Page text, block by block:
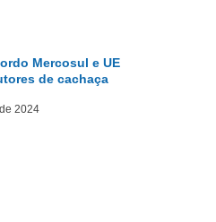
Mercosul e UE
de cachaça
2024